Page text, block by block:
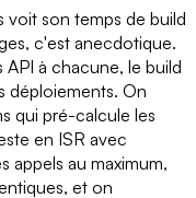
voit son temps de build
c'est anecdotique.
à chacune, le build
déploiements. On
qui pré-calcule les
en ISR avec
appels au maximum,
et on